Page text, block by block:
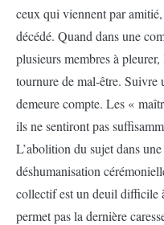
ceux qui viennent par
décédé. Quand dans une
plusieurs membres à
tournure de mal-être. Suivre
demeure compte. Les «
ils ne sentiront pas
L’abolition du sujet dans
déshumanisation
collectif est un deuil difficile
permet pas la dernière